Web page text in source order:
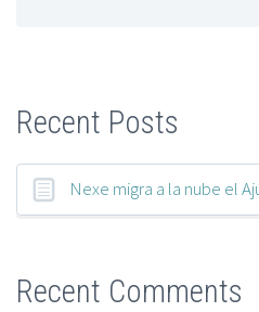
Recent Posts
Nexe migra a la nube el
Recent Comments